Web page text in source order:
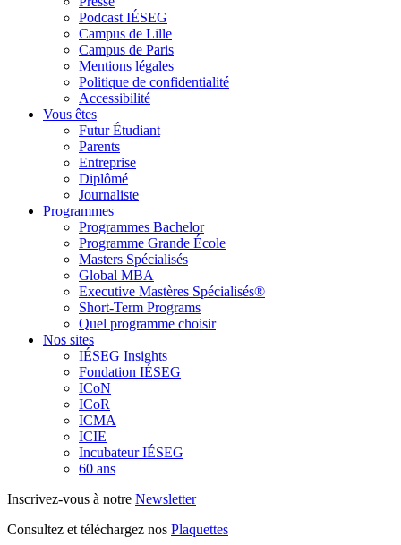
Podcast IÉSEG
Campus de Lille
Campus de Paris
Mentions légales
Politique de confidentialité
Accessibilité
Vous êtes
Futur Étudiant
Parents
Entreprise
Diplômé
Journaliste
Programmes
Programmes Bachelor
Programme Grande École
Masters Spécialisés
Global MBA
Executive Mastères Spécialisés®
Short-Term Programs
Quel programme choisir
Nos sites
IÉSEG Insights
Fondation IÉSEG
ICoN
ICoR
ICMA
ICIE
Incubateur IÉSEG
60 ans
Inscrivez-vous à notre Newsletter
Consultez et téléchargez nos Plaquettes